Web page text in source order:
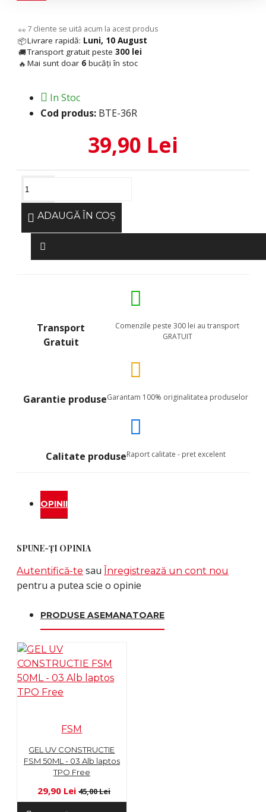
👀 5 cliente se uită acum la acest produs
📦Livrare rapidă: Luni, 10 August
🚚Transport gratuit peste 300 lei
🔥 Mai sunt doar 6 bucăți în stoc
In Stoc
Cod produs: BTE-36R
39,90 Lei
ADAUGĂ ÎN COŞ
Transport
Gratuit
Comenzile peste 300 lei au transport
GRATUIT
Garantie produseGarantam 100% originalitatea produselor
Calitate produseRaport calitate - pret excelent
OPINII
SPUNE-ŢI OPINIA
Autentifică-te sau Înregistrează un cont nou
pentru a putea scie o opinie
PRODUSE ASEMANATOARE
FSM
GEL UV CONSTRUCTIE
FSM 50ML - 03 Alb laptos
TPO Free
29,90 Lei 45,00 Lei